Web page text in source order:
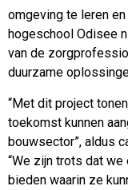
omgeving te leren
hogeschool Odisee
van de
duurzame
“Met dit project
toekomst kunnen
bouwsector”, aldus
“We zijn trots dat
bieden waarin ze